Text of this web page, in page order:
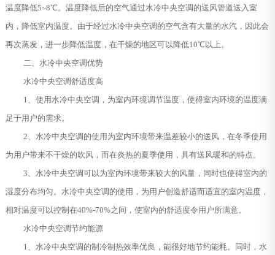
温度降低5~8℃。温度降低后的空气通过水冷中央空调的送风管道送入室
内，降低室内温度。由于经过水冷中央空调的空气含有大量的水汽，因此会
再次蒸发，进一步降低温度，在干燥的地区可以降低10℃以上。
二、水冷中央空调优势
水冷中央空调舒适度高
1、使用水冷中央空调，为室内环境调节温度，使得室内环境的温度满
足于用户的需求。
2、水冷中央空调的使用为室内环境带来温差较小的送风，在冬季使用
为用户带来不干燥的吹风，而在炎热的夏季使用，具有送风暖和的特点。
3、水冷中央空调可以为室内环境带来较大的风量，同时也使得室内的
湿度分布均匀。水冷中央空调的使用，为用户创造舒适而适宜的室内温度，
相对温度可以控制在40%-70%之间，使室内的舒适度令用户所满意。
水冷中央空调节约能源
1、水冷中央空调的制冷制热效率优良，能很好地节约能耗。同时，水